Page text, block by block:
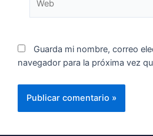
Guarda mi nombre, correo
navegador para la próxima vez